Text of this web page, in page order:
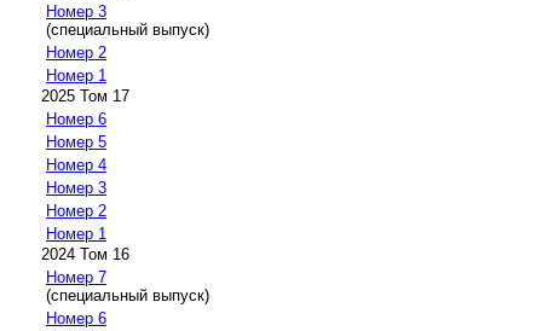
Номер 3
(специальный выпуск)
Номер 2
Номер 1
2025 Том 17
Номер 6
Номер 5
Номер 4
Номер 3
Номер 2
Номер 1
2024 Том 16
Номер 7
(специальный выпуск)
Номер 6